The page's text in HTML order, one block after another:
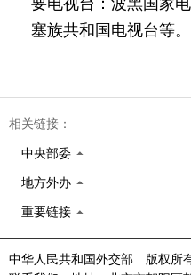
要电视台：波黑国家
塞族共和国电视台等
相关链接：
中央部委
地方外办
重要链接
中华人民共和国外交部 版权所